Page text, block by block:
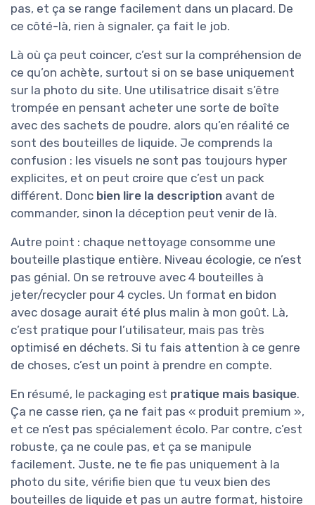
pas, et ça se range facilement dans un placard. De
ce côté-là, rien à signaler, ça fait le job.
Là où ça peut coincer, c’est sur la compréhension de
ce qu’on achète, surtout si on se base uniquement
sur la photo du site. Une utilisatrice disait s’être
trompée en pensant acheter une sorte de boîte
avec des sachets de poudre, alors qu’en réalité ce
sont des bouteilles de liquide. Je comprends la
confusion : les visuels ne sont pas toujours hyper
explicites, et on peut croire que c’est un pack
différent. Donc bien lire la description avant de
commander, sinon la déception peut venir de là.
Autre point : chaque nettoyage consomme une
bouteille plastique entière. Niveau écologie, ce n’est
pas génial. On se retrouve avec 4 bouteilles à
jeter/recycler pour 4 cycles. Un format en bidon
avec dosage aurait été plus malin à mon goût. Là,
c’est pratique pour l’utilisateur, mais pas très
optimisé en déchets. Si tu fais attention à ce genre
de choses, c’est un point à prendre en compte.
En résumé, le packaging est pratique mais basique.
Ça ne casse rien, ça ne fait pas « produit premium »,
et ce n’est pas spécialement écolo. Par contre, c’est
robuste, ça ne coule pas, et ça se manipule
facilement. Juste, ne te fie pas uniquement à la
photo du site, vérifie bien que tu veux bien des
bouteilles de liquide et pas un autre format, histoire